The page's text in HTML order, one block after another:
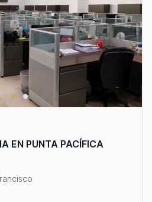
EN PUNTA PACÍFICA
OFICINA EN PUNTA PACÍFICA